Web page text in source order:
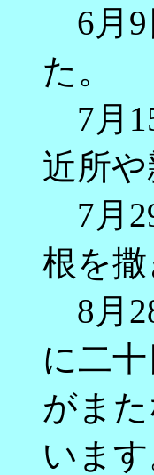
6月9
た。
7月
近所
7月
根を撒
8月
に二
がま
います